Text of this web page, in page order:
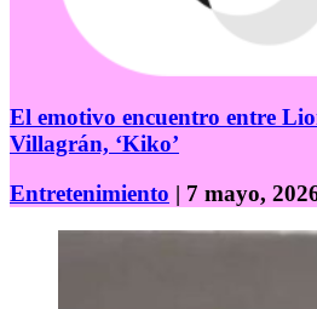
El emotivo encuentro entre
Villagrán, ‘Kiko’
Entretenimiento | 7 mayo,